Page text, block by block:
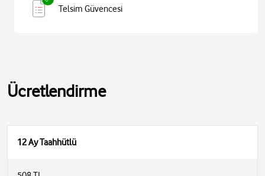
Telsim Güvencesi
Ücretlendirme
12 Ay Taahhütlü